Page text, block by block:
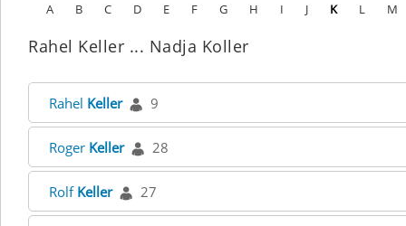
A B C D E F G H I J K L M
Rahel Keller ... Nadja Koller
Rahel Keller 9
Roger Keller 28
Rolf Keller 27